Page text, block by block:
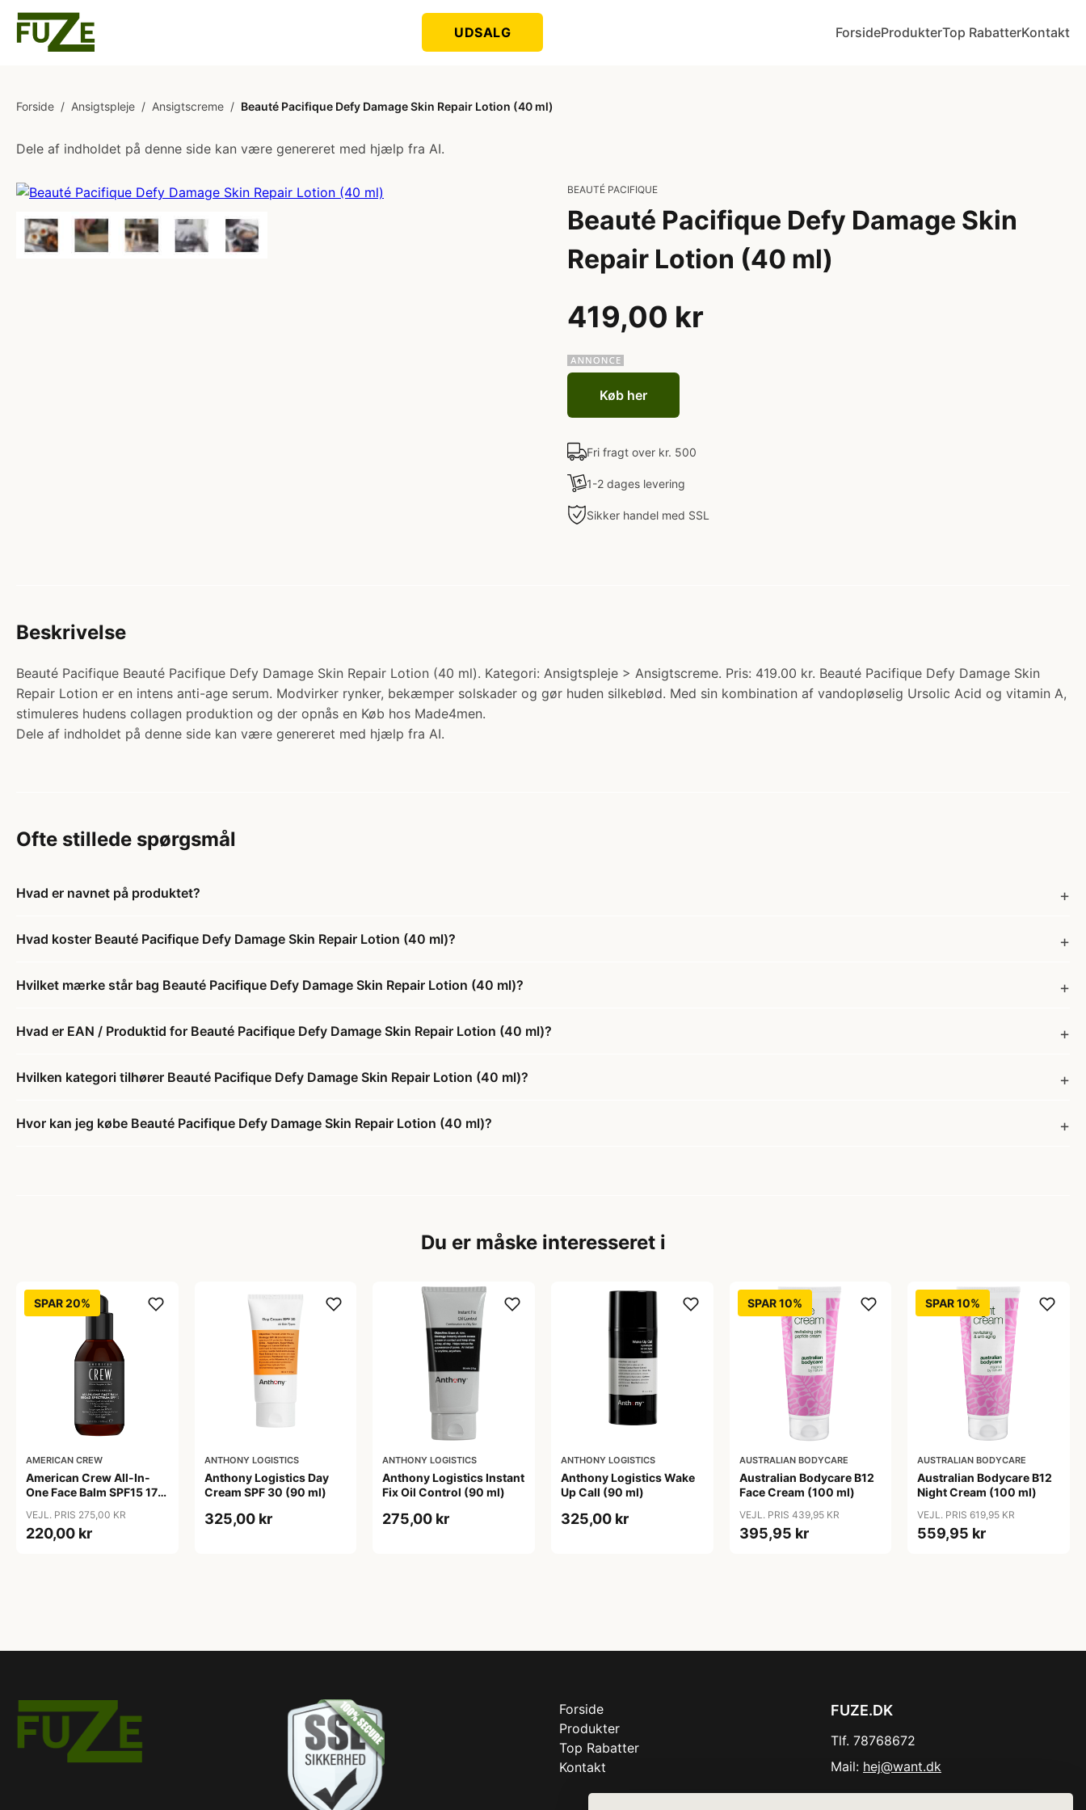
UDSALG ForsideProdukterTop RabatterKontakt
Forside / Ansigtspleje / Ansigtscreme / Beauté Pacifique Defy Damage Skin Repair Lotion (40 ml)
Dele af indholdet på denne side kan være genereret med hjælp fra AI.
BEAUTÉ PACIFIQUE
Beauté Pacifique Defy Damage Skin
Repair Lotion (40 ml)
419,00 kr
Køb her
Fri fragt over kr. 500
1-2 dages levering
Sikker handel med SSL
Beskrivelse
Beauté Pacifique Beauté Pacifique Defy Damage Skin Repair Lotion (40 ml). Kategori: Ansigtspleje > Ansigtscreme. Pris: 419.00 kr. Beauté Pacifique Defy Damage Skin
Repair Lotion er en intens anti-age serum. Modvirker rynker, bekæmper solskader og gør huden silkeblød. Med sin kombination af vandopløselig Ursolic Acid og vitamin A,
stimuleres hudens collagen produktion og der opnås en Køb hos Made4men.
Dele af indholdet på denne side kan være genereret med hjælp fra AI.
Ofte stillede spørgsmål
Hvad er navnet på produktet?
Hvad koster Beauté Pacifique Defy Damage Skin Repair Lotion (40 ml)?
Hvilket mærke står bag Beauté Pacifique Defy Damage Skin Repair Lotion (40 ml)?
Hvad er EAN / Produktid for Beauté Pacifique Defy Damage Skin Repair Lotion (40 ml)?
Hvilken kategori tilhører Beauté Pacifique Defy Damage Skin Repair Lotion (40 ml)?
Hvor kan jeg købe Beauté Pacifique Defy Damage Skin Repair Lotion (40 ml)?
Du er måske interesseret i
SPAR 20%
AMERICAN CREW
American Crew All-In-
One Face Balm SPF15 170
VEJL. PRIS 275,00 KR
220,00 kr
ANTHONY LOGISTICS
Anthony Logistics Day
Cream SPF 30 (90 ml)
325,00 kr
ANTHONY LOGISTICS
Anthony Logistics Instant
Fix Oil Control (90 ml)
275,00 kr
ANTHONY LOGISTICS
Anthony Logistics Wake
Up Call (90 ml)
325,00 kr
SPAR 10%
AUSTRALIAN BODYCARE
Australian Bodycare B12
Face Cream (100 ml)
VEJL. PRIS 439,95 KR
395,95 kr
SPAR 10%
AUSTRALIAN BODYCARE
Australian Bodycare B12
Night Cream (100 ml)
VEJL. PRIS 619,95 KR
559,95 kr
Forside
Produkter
Top Rabatter
Kontakt
FUZE.DK
Tlf. 78768672
Mail: hej@want.dk